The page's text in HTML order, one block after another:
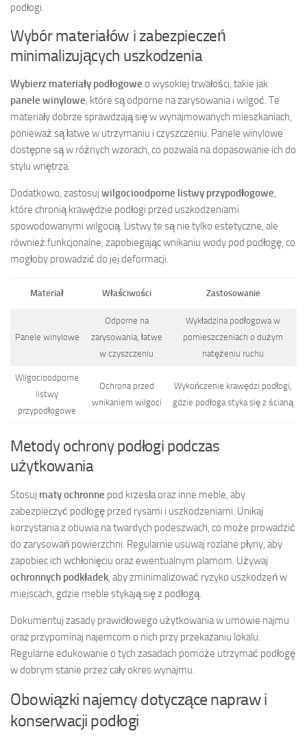
podłogi.
Wybór materiałów i zabezpieczeń
minimalizujących uszkodzenia
Wybierz materiały podłogowe o wysokiej trwałości, takie jak
panele winylowe , które są odporne na zarysowania i wilgoć. Te
materiały dobrze sprawdzają się w wynajmowanych mieszkaniach,
ponieważ są łatwe w utrzymaniu i czyszczeniu. Panele winylowe
dostępne są w różnych wzorach, co pozwala na dopasowanie ich do
stylu wnętrza.
Dodatkowo, zastosuj wilgocioodporne listwy przypodłogowe
które chronią krawędzie podłogi przed uszkodzeniami
spowodowanymi wilgocią. Listwy te są nie tylko estetyczne, ale
również funkcjonalne, zapobiegając wnikaniu wody pod podłogę, co
mogłoby prowadzić do jej deformacji.
Materiał Właściwości Zastosowanie
Panele winylowe
Odporne na
zarysowania, łatwe
w czyszczeniu
Wykładzina podłogowa w
pomieszczeniach o dużym
natężeniu ruchu
Wilgocioodporne
listwy
przypodłogowe
Ochrona przed
wnikaniem wilgoci
Wykończenie krawędzi podłogi,
gdzie podłoga styka się z ścianą
Metody ochrony podłogi podczas
użytkowania
Stosuj maty ochronne pod krzesła oraz inne meble, aby
zabezpieczyć podłogę przed rysami i uszkodzeniami. Unikaj
korzystania z obuwia na twardych podeszwach, co może prowadzić
do zarysowań powierzchni. Regularnie usuwaj rozlane płyny, aby
zapobiec ich wchłonięciu oraz ewentualnym plamom. Używaj
ochronnych podkładek, aby zminimalizować ryzyko uszkodzeń w
miejscach, gdzie meble stykają się z podłogą.
Dokumentuj zasady prawidłowego użytkowania w umowie najmu
oraz przypominaj najemcom o nich przy przekazaniu lokalu.
Regularne edukowanie o tych zasadach pomoże utrzymać podłogę
w dobrym stanie przez cały okres wynajmu.
Obowiązki najemcy dotyczące napraw i
konserwacji podłogi